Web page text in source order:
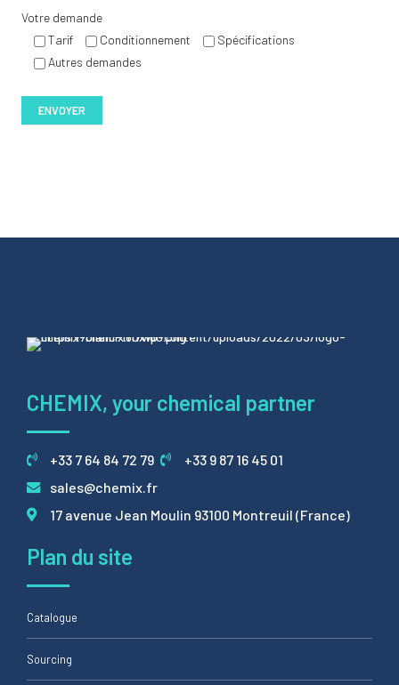
Votre demande
Tarif
Conditionnement
Spécifications
Autres demandes
CHEMIX, your chemical partner
+33 7 64 84 72 79
+33 9 87 16 45 01
sales@chemix.fr
17 avenue Jean Moulin 93100 Montreuil (France)
Plan du site
Catalogue
Sourcing